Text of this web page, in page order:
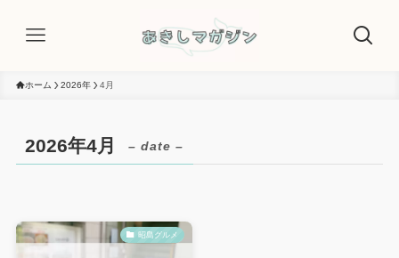
ホーム 2026年 4月
2026年4月 – date –
昭島グルメ